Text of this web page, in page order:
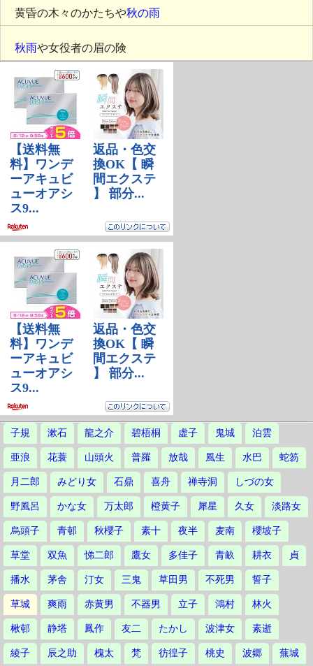
黄昏の木々のかたちや秋の雨
秋雨や女役者の眉の険
子規 漱石 龍之介 碧梧桐 虚子 鬼城 泊雲
亜浪 花蓑 山頭火 普羅 放哉 風生 水巴 蛇笏
月二郎 みどり女 石鼎 喜舟 禅寺洞 しづの女
野風呂 かな女 万太郎 橙黄子 犀星 久女 淡路女
烏頭子 青邨 秋櫻子 素十 夜半 麦南 櫻坡子
草堂 双魚 悌二郎 鷹女 多佳子 青畝 耕衣 貞
播水 茅舎 汀女 三鬼 草田男 不死男 誓子
草城 爽雨 赤黄男 不器男 立子 鴻村 林火
楸邨 静塔 鳳作 友二 たかし 波津女 素逝
綾子 辰之助 槐太 梵 彷徨子 桃史 波郷 蕪城